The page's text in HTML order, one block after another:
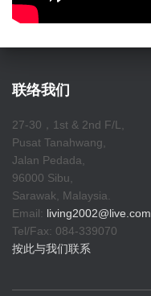
联络我们
27-30，1st & 2nd F/L,
Pusat Tanahwang,
Jalan Pedada,
96000 Sibu,
Sarawak, Malaysia.
Email: living2002@live.com
Tel/Fax: 084-339070
按此与我们联系